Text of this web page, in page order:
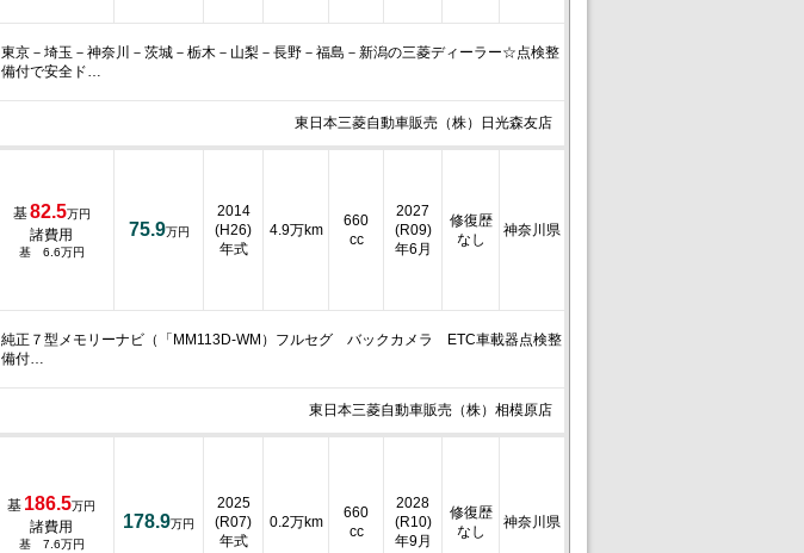
東京－埼玉－神奈川－茨城－栃木－山梨－長野－福島－新潟の三菱ディーラー☆点検整
備付で安全ド…
東日本三菱自動車販売（株）日光森友店
基82.5万円
諸費用
基 6.6万円
75.9万円
2014
(H26)
年式
4.9万km
660
cc
2027
(R09)
年6月
修復歴
なし
神奈川県
純正７型メモリーナビ（「MM113D-WM）フルセグ バックカメラ ETC車載器点検整
備付…
東日本三菱自動車販売（株）相模原店
基 186.5万円
諸費用
基 7.6万円
178.9万円
2025
(R07)
年式
0.2万km
660
cc
2028
(R10)
年9月
修復歴
なし
神奈川県